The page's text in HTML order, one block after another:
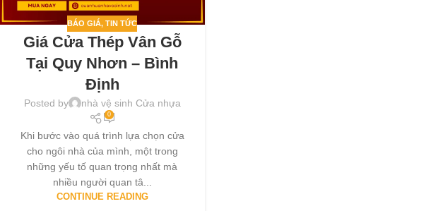
BÁO GIÁ,TIN TỨC
Giá Cửa Thép Vân Gỗ
Tại Quy Nhơn – Bình
Định
Posted by nhà vệ sinh Cửa nhựa
0
Khi bước vào quá trình lựa chọn cửa
cho ngôi nhà của mình, một trong
những yếu tố quan trọng nhất mà
nhiều người quan tâ...
CONTINUE READING